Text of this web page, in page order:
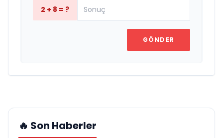
2 + 8 = ?
GÖNDER
🔥 Son Haberler